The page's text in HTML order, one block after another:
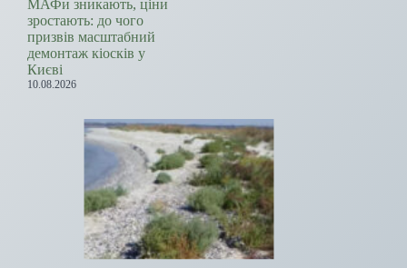
МАФи зникають, ціни
зростають: до чого
призвів масштабний
демонтаж кіосків у
Києві
10.08.2026